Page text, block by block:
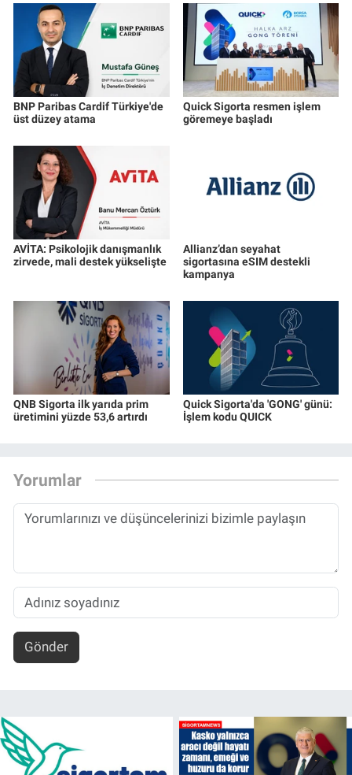
BNP Paribas Cardif Türkiye'de
üst düzey atama
Quick Sigorta resmen işlem
göremeye başladı
AVİTA: Psikolojik danışmanlık
zirvede, mali destek yükselişte
Allianz’dan seyahat
sigortasına eSIM destekli
kampanya
QNB Sigorta ilk yarıda prim
üretimini yüzde 53,6 artırdı
Quick Sigorta'da 'GONG' günü:
İşlem kodu QUICK
Yorumlar
Gönder